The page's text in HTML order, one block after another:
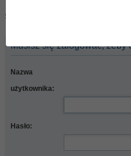
Skocz do:
Musisz się zalogować, żeby
Nazwa
użytkownika:
Hasło: